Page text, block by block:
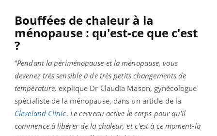
Bouffées de chaleur à la
ménopause : qu'est-ce que c'est
?
“Pendant la périménopause et la ménopause, vous
devenez très sensible à de très petits changements de
température, explique Dr Claudia Mason, gynécologue
spécialiste de la ménopause, dans un article de la
Cleveland Clinic. Le cerveau active le corps pour qu'il
commence à libérer de la chaleur, et c'est à ce moment-là